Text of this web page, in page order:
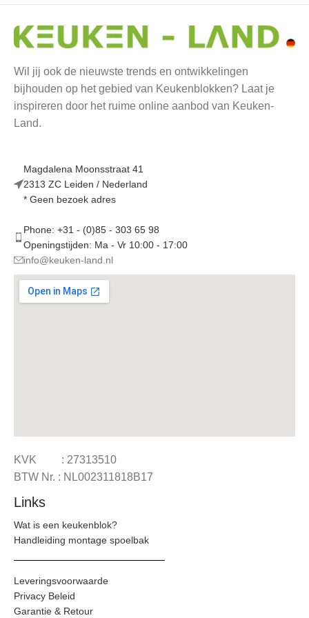
Wil jij ook de nieuwste trends en ontwikkelingen
bijhouden op het gebied van Keukenblokken? Laat je
inspireren door het ruime online aanbod van Keuken-
Land.
Magdalena Moonsstraat 41
2313 ZC Leiden / Nederland
* Geen bezoek adres
Phone: +31 - (0)85 - 303 65 98
Openingstijden: Ma - Vr 10:00 - 17:00
info@keuken-land.nl
KVK : 27313510
BTW Nr. : NL002311818B17
Links
Wat is een keukenblok?
Handleiding montage spoelbak
Leveringsvoorwaarde
Privacy Beleid
Garantie & Retour